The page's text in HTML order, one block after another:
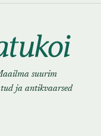
suurim
ja antikvaarsed